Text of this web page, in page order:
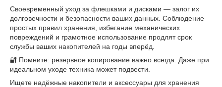
Своевременный уход за флешками и дисками — залог их
долговечности и безопасности ваших данных. Соблюдение
простых правил хранения, избегание механических
повреждений и грамотное использование продлят срок
службы ваших накопителей на годы вперёд.
🔐 Помните: резервное копирование важно всегда. Даже при
идеальном уходе техника может подвести.
Ищете надёжные накопители и аксессуары для хранения